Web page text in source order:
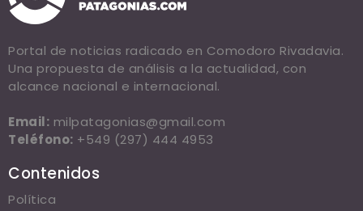
Portal de noticias radicado en Comodoro Rivadavia.
Una propuesta de análisis a la actualidad, con
alcance nacional e internacional.
Email: milpatagonias@gmail.com
Teléfono: +549 (297) 444 4953
Contenidos
Política